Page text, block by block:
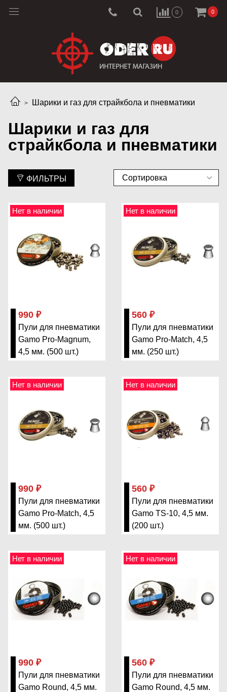
0 0
Шарики и газ для страйкбола и пневматики
Шарики и газ для
страйкбола и пневматики
ФИЛЬТРЫ
Нет в наличии
990 ₽
Пули для пневматики
Gamo Pro-Magnum,
4,5 мм. (500 шт.)
Нет в наличии
560 ₽
Пули для пневматики
Gamo Pro-Match, 4,5
мм. (250 шт.)
Нет в наличии
990 ₽
Пули для пневматики
Gamo Pro-Match, 4,5
мм. (500 шт.)
Нет в наличии
560 ₽
Пули для пневматики
Gamo TS-10, 4,5 мм.
(200 шт.)
Нет в наличии
990 ₽
Пули для пневматики
Gamo Round, 4,5 мм.
Нет в наличии
560 ₽
Пули для пневматики
Gamo Round, 4,5 мм.